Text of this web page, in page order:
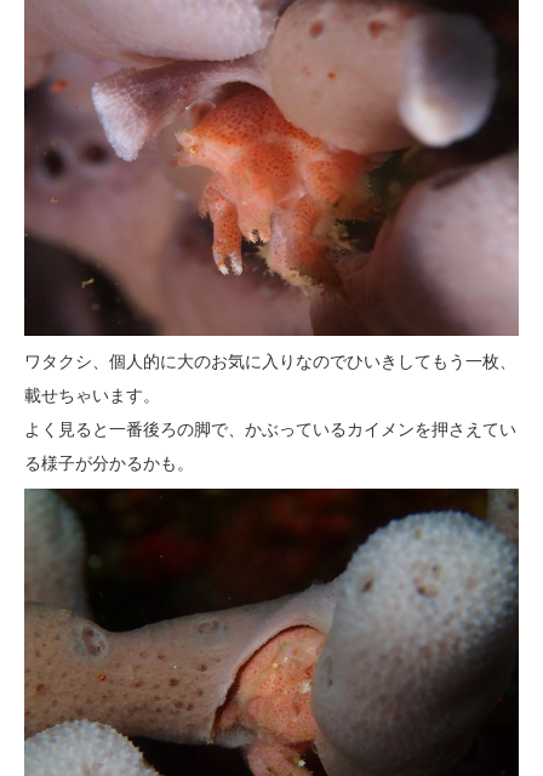
ワタクシ、個人的に大のお気に入りなのでひいきしてもう一枚、
載せちゃいます。
よく見ると一番後ろの脚で、かぶっているカイメンを押さえてい
る様子が分かるかも。